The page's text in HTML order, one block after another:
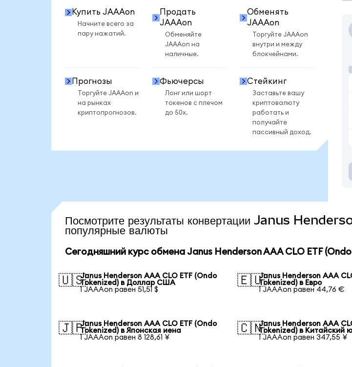
Купить JAAAon
Начните всего за
пару нажатий.
Продать
JAAAon
Обменяйте
JAAAon на
наличные.
Обменять
JAAAon
Торгуйте JAAAon
внутри и между
блокчейнами.
Прогнозы
Торгуйте JAAAon и
на рынках
криптопрогнозов.
Фьючерсы
Лонг или шорт
токенов с плечом
до 50x.
Стейкинг
Заставьте вашу
криптовалюту
работать и
получайте
пассивный доход.
Посмотрите результаты конвертации Janus
популярные валюты
Сегодняшний курс обмена Janus Henderson AAA CLO ETF
🇺🇸Janus Henderson AAA CLO ETF (Ondo
Tokenized) в Доллар США
1 JAAAon равен 51,51 $
🇪🇺Janus Henderson AAA
Tokenized) в Евро
1 JAAAon равен 44,76 €
🇯🇵Janus Henderson AAA CLO ETF (Ondo
Tokenized) в Японская иена
1 JAAAon равен 8 128,61 ¥
🇨🇳Janus Henderson AAA
Tokenized) в Китайский
1 JAAAon равен 347,55 ¥